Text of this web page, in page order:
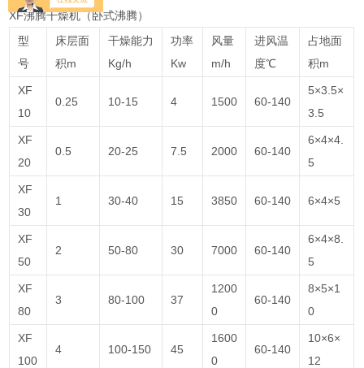
XF沸腾干燥机（卧式沸腾）
型
号
床层面
积m
干燥能力
Kg/h
功率
Kw
风量
m/h
进风温
度℃
占地面
积m
XF
10
0.25 10-15 4 1500 60-140
5×3.5×
3.5
XF
20
0.5 20-25 7.5 2000 60-140
6×4×4.
5
XF
30
1 30-40 15 3850 60-140 6×4×5
XF
50
2 50-80 30 7000 60-140
6×4×8.
5
XF
80
3 80-100 37
1200
0
60-140
8×5×1
0
XF
100
4 100-150 45
1600
0
60-140
10×6×
12